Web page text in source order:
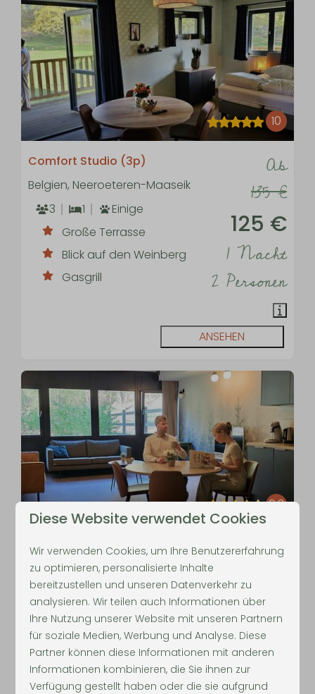
10
Ab
135 €
125 €
1 Nacht
2 Personen
Comfort Studio (3p)
Belgien, Neeroeteren-Maaseik
3
1
Einige
Große Terrasse
Blick auf den Weinberg
Gasgrill
ANSEHEN
9,3
Ab
133 €
1 Nacht
2 Personen
Appartement
Belgien, Neeroeteren-Maaseik
4
2
Einige
Gemütlich
Große Terrasse
Gasgrill
Diese Website verwendet Cookies
Wir verwenden Cookies, um Ihre Benutzererfahrung
zu optimieren, personalisierte Inhalte
bereitzustellen und unseren Datenverkehr zu
analysieren. Wir teilen auch Informationen über
Ihre Nutzung unserer Website mit unseren Partnern
für soziale Medien, Werbung und Analyse. Diese
Partner können diese Informationen mit anderen
Informationen kombinieren, die Sie ihnen zur
Verfügung gestellt haben oder die sie aufgrund